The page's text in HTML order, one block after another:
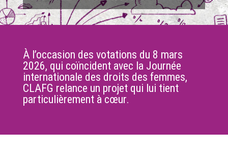
À l’occasion des votations du 8 mars
2026, qui coïncident avec la Journée
internationale des droits des femmes,
CLAFG relance un projet qui lui tient
particulièrement à cœur.